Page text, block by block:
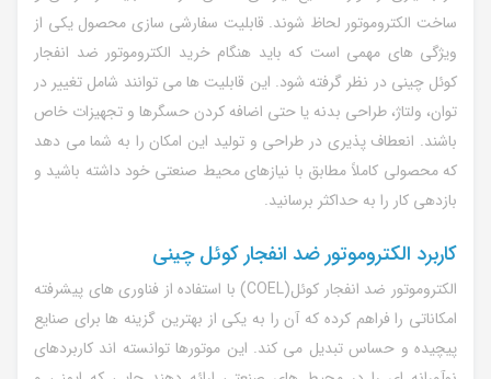
ساخت الکتروموتور لحاظ شوند. قابلیت سفارشی سازی محصول یکی از
ویژگی های مهمی است که باید هنگام خرید الکتروموتور ضد انفجار
کوئل چینی در نظر گرفته شود. این قابلیت ها می توانند شامل تغییر در
توان، ولتاژ، طراحی بدنه یا حتی اضافه کردن حسگرها و تجهیزات خاص
باشند. انعطاف پذیری در طراحی و تولید این امکان را به شما می دهد
که محصولی کاملاً مطابق با نیازهای محیط صنعتی خود داشته باشید و
بازدهی کار را به حداکثر برسانید.
کاربرد الکتروموتور ضد انفجار کوئل چینی
الکتروموتور ضد انفجار کوئل(COEL) با استفاده از فناوری های پیشرفته
امکاناتی را فراهم کرده که آن را به یکی از بهترین گزینه ها برای صنایع
پیچیده و حساس تبدیل می کند. این موتورها توانسته اند کاربردهای